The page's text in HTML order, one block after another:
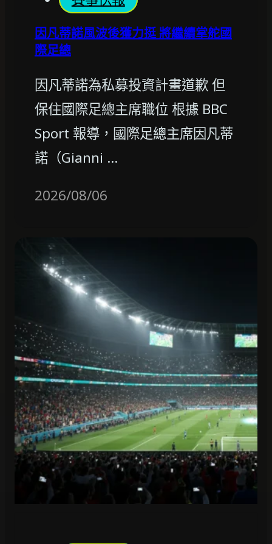
因凡蒂諾風波後獲力挺 將繼續掌舵國
際足總
因凡蒂諾為私募投資計畫道歉 但
保住國際足總主席職位 根據 BBC
Sport 報導，國際足總主席因凡蒂
諾（Gianni …
2026/08/06